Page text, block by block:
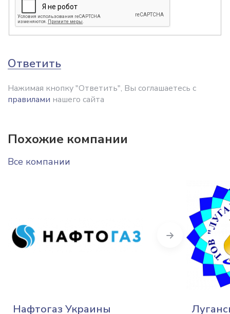
Ответить
Нажимая кнопку "Ответить", Вы соглашаетесь с
правилами нашего сайта
Похожие компании
Все компании
Нафтогаз Украины
Next